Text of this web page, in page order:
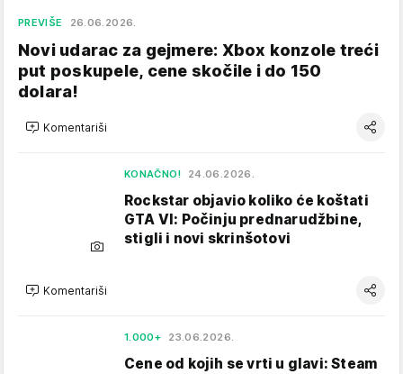
PREVIŠE 26.06.2026.
Novi udarac za gejmere: Xbox konzole treći
put poskupele, cene skočile i do 150
dolara!
Komentariši
KONAČNO! 24.06.2026.
Rockstar objavio koliko će koštati
GTA VI: Počinju prednarudžbine,
stigli i novi skrinšotovi
Komentariši
1.000+ 23.06.2026.
Cene od kojih se vrti u glavi: Steam